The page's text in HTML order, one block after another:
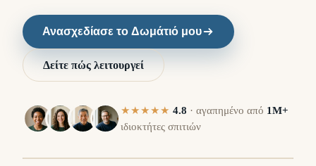
Ανασχεδίασε το Δωμάτιό μου
Δείτε πώς λειτουργεί
★★★★★ 4.8 · αγαπημένο από 1M+
ιδιοκτήτες σπιτιών
ΠΡΙΝ
⇔